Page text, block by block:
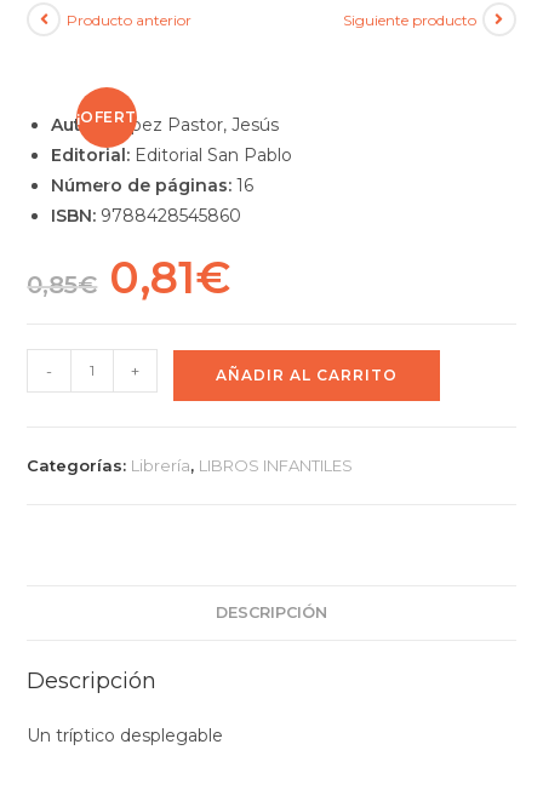
¡OFERT
A!
Producto anterior Siguiente producto
Autor:López Pastor, Jesús
Editorial: Editorial San Pablo
Número de páginas:16
ISBN: 9788428545860
0,85€ 0,81€
- + AÑADIR AL CARRITO
Categorías: Librería, LIBROS INFANTILES
DESCRIPCIÓN
Descripción
Un tríptico desplegable